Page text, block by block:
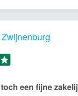
een fijne